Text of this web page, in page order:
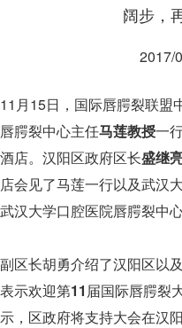
阔步，
2017/
11月15日，国际唇腭裂联盟
唇腭裂中心主任马莲教授一
酒店。汉阳区政府区长盛继
店会见了马莲一行以及武汉
武汉大学口腔医院唇腭裂中
副区长胡勇介绍了汉阳区以
表示欢迎第11届国际唇腭裂
示，区政府将支持大会在汉